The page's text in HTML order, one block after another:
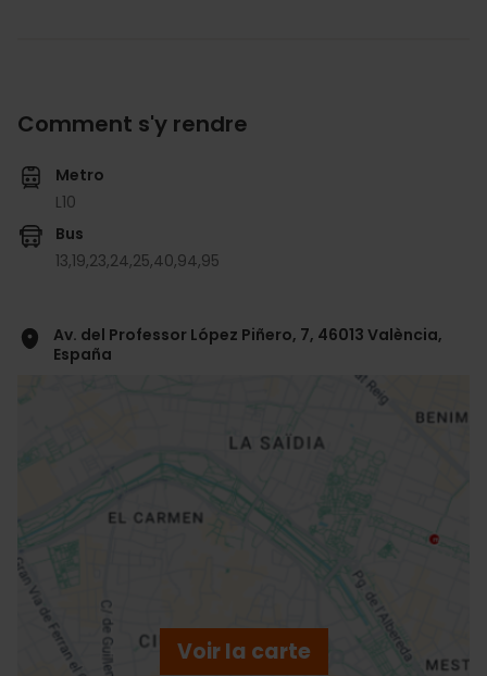
Comment s'y rendre
Metro
L10
Bus
13,19,23,24,25,40,94,95
Av. del Professor López Piñero, 7, 46013 València,
España
Voir la carte